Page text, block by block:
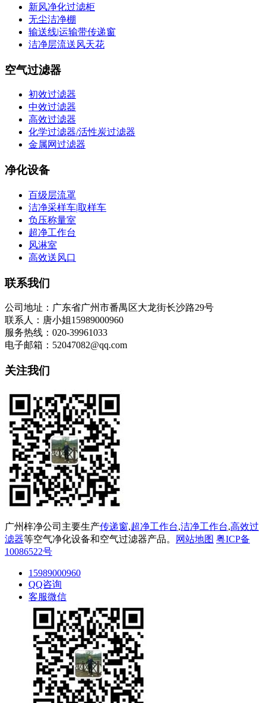
新风净化过滤柜
无尘洁净棚
输送线|运输带传递窗
洁净层流送风天花
空气过滤器
初效过滤器
中效过滤器
高效过滤器
化学过滤器/活性炭过滤器
金属网过滤器
净化设备
百级层流罩
洁净采样车|取样车
负压称量室
超净工作台
风淋室
高效送风口
联系我们
公司地址：广东省广州市番禺区大龙街长沙路29号
联系人：唐小姐15989000960
服务热线：020-39961033
电子邮箱：52047082@qq.com
关注我们
广州梓净公司主要生产传递窗,超净工作台,洁净工作台,高效过
滤器等空气净化设备和空气过滤器产品。 网站地图 粤ICP备
10086522号
15989000960
QQ咨询
客服微信